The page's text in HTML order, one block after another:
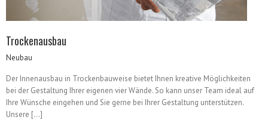
Trockenausbau
Neubau
Der Innenausbau in Trockenbauweise bietet Ihnen kreative Möglichkeiten
bei der Gestaltung Ihrer eigenen vier Wände. So kann unser Team ideal auf
Ihre Wünsche eingehen und Sie gerne bei Ihrer Gestaltung unterstützen.
Unsere […]